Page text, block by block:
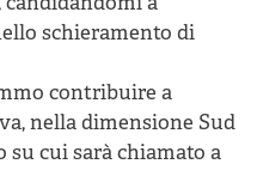
schieramento di
contribuire a
nella dimensione Sud
cui sarà chiamato a